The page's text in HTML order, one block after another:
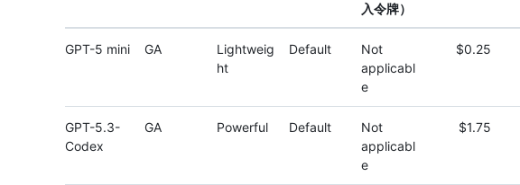
入令牌）
GPT-5 mini GA
Lightweig
ht
Default
Not
applicabl
e
$0.25
GPT-5.3-
Codex
GA Powerful Default
Not
applicabl
e
$1.75